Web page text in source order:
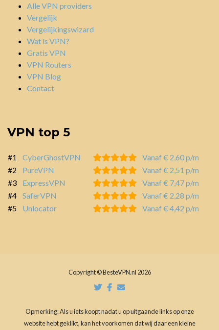
Alle VPN providers
Vergelijk
Vergelijkingswizard
Wat is VPN?
Gratis VPN
VPN Routers
VPN Blog
Contact
VPN top 5
#1 CyberGhostVPN
Vanaf € 2,60 p/m
#2
PureVPN
Vanaf € 2,51 p/m
#3
ExpressVPN
Vanaf € 7,47 p/m
#4
SaferVPN
Vanaf € 2,28 p/m
#5
Unlocator Vanaf € 4,42 p/m
Copyright © BesteVPN.nl 2026
Opmerking: Als u iets koopt nadat u op uitgaande links op onze
website hebt geklikt, kan het voorkomen dat wij daar een kleine